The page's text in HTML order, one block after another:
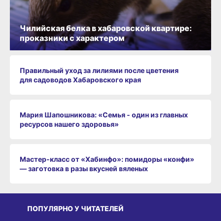
Правильный уход за лилиями после цветения
для садоводов Хабаровского края
Мария Шапошникова: «Семья - один из главных
ресурсов нашего здоровья»
Мастер-класс от «Хабинфо»: помидоры «конфи»
— заготовка в разы вкусней вяленых
Чилийская белка в хабаровской квартире:
проказники с характером
ПОПУЛЯРНО У ЧИТАТЕЛЕЙ